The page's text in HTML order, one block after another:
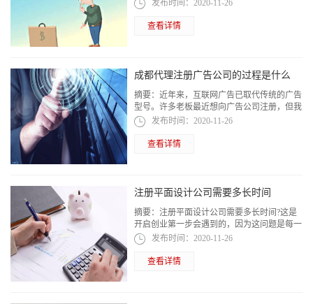
发布时间：2020-11-26
查看详情
成都代理注册广告公司的过程是什么
摘要：近年来，互联网广告已取代传统的广告
型号。许多老板最近想向广告公司注册，但我
不知道如何组织广告公司注册过程，所以我会
问小编该怎么办。成都代理注册广告公司...
发布时间： 2020-11-26
查看详情
注册平面设计公司需要多长时间
摘要： 注册平面设计公司需要多长时间?这是
开启创业第一步会遇到的，因为这问题是每一
位企业家都需要知道的问题，另外就是注册流
发布时间：2020-11-26
查看详情